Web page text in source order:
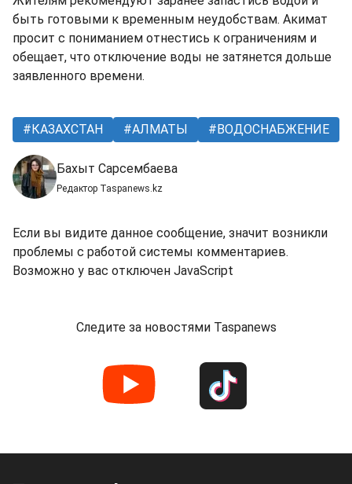
быть готовыми к временным неудобствам. Акимат
просит с пониманием отнестись к ограничениям и
обещает, что отключение воды не затянется дольше
заявленного времени.
КАЗАХСТАН АЛМАТЫ ВОДОСНАБЖЕНИЕ
Бахыт Сарсембаева
Редактор Taspanews.kz
Если вы видите данное сообщение, значит возникли
проблемы с работой системы комментариев.
Возможно у вас отключен JavaScript
Следите за новостями Taspanews